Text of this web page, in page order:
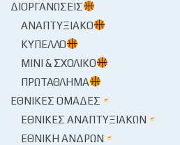
ΔΙΟΡΓΑΝΏΣΕΙΣ
ΑΝΑΠΤΥΞΙΑΚΌ
ΚΎΠΕΛΛΟ
ΜΊΝΙ & ΣΧΟΛΙΚΌ
ΠΡΩΤΆΘΛΗΜΑ
ΕΘΝΙΚΈΣ ΟΜΆΔΕΣ
ΕΘΝΙΚΈΣ ΑΝΑΠΤΥΞΙΑΚΏΝ
ΕΘΝΙΚΉ ΑΝΔΡΏΝ